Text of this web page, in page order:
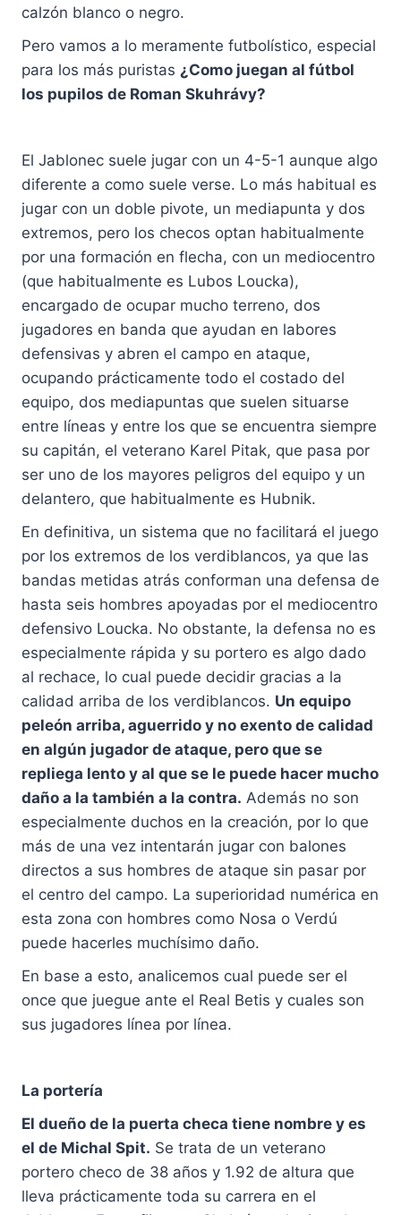
calzón blanco o negro.
Pero vamos a lo meramente futbolístico, especial
para los más puristas ¿Como juegan al fútbol
los pupilos de Roman Skuhrávy?
El Jablonec suele jugar con un 4-5-1 aunque algo
diferente a como suele verse. Lo más habitual es
jugar con un doble pivote, un mediapunta y dos
extremos, pero los checos optan habitualmente
por una formación en flecha, con un mediocentro
(que habitualmente es Lubos Loucka),
encargado de ocupar mucho terreno, dos
jugadores en banda que ayudan en labores
defensivas y abren el campo en ataque,
ocupando prácticamente todo el costado del
equipo, dos mediapuntas que suelen situarse
entre líneas y entre los que se encuentra siempre
su capitán, el veterano Karel Pitak, que pasa por
ser uno de los mayores peligros del equipo y un
delantero, que habitualmente es Hubnik.
En definitiva, un sistema que no facilitará el juego
por los extremos de los verdiblancos, ya que las
bandas metidas atrás conforman una defensa de
hasta seis hombres apoyadas por el mediocentro
defensivo Loucka. No obstante, la defensa no es
especialmente rápida y su portero es algo dado
al rechace, lo cual puede decidir gracias a la
calidad arriba de los verdiblancos. Un equipo
peleón arriba, aguerrido y no exento de calidad
en algún jugador de ataque, pero que se
repliega lento y al que se le puede hacer mucho
daño a la también a la contra. Además no son
especialmente duchos en la creación, por lo que
más de una vez intentarán jugar con balones
directos a sus hombres de ataque sin pasar por
el centro del campo. La superioridad numérica en
esta zona con hombres como Nosa o Verdú
puede hacerles muchísimo daño.
En base a esto, analicemos cual puede ser el
once que juegue ante el Real Betis y cuales son
sus jugadores línea por línea.
La portería
El dueño de la puerta checa tiene nombre y es
el de Michal Spit. Se trata de un veterano
portero checo de 38 años y 1.92 de altura que
lleva prácticamente toda su carrera en el